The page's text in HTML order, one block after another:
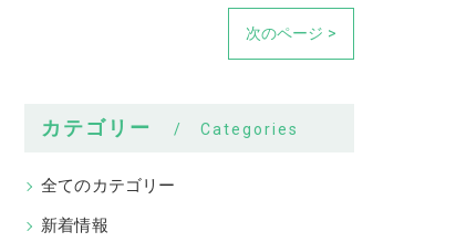
次のページ >
カテゴリー Categories
全てのカテゴリー
新着情報